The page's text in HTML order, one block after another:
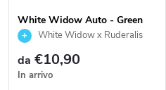
White Widow Auto - Green
House Seed
White Widow x Ruderalis
da €10,90
In arrivo